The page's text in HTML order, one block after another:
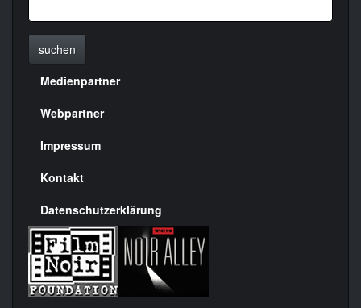
suchen
Menülinks
rechte
Seite
Medienpartner
Webpartner
Impressum
Kontakt
Datenschutzerklärung